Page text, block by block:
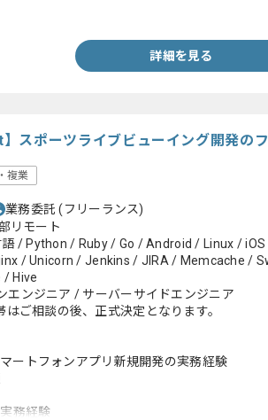
の実務経験
クチャ設計や技術選定の実務経験
および効率化の実務経験
詳細を見る
】スポーツライブビューイング開発の
複業
業務委託(フリーランス)
リモート
/ Python / Ruby / Go / Android / Linux /
/ Unicorn / Jenkins / JIRA / Memcache /
/ Hive
エンジニア / サーバーサイドエンジニア
ご相談の後、正式決定となります。
ートフォンアプリ新規開発の実務経験
務経験